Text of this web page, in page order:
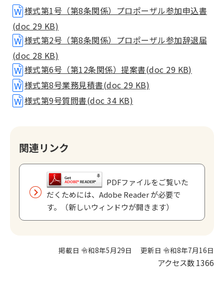
様式第1号（第8条関係）プロポーザル参加申込書
(doc 29 KB)
様式第2号（第8条関係）プロポーザル参加辞退届
(doc 28 KB)
様式第6号（第12条関係）提案書(doc 29 KB)
様式第8号業務見積書(doc 29 KB)
様式第9号質問書(doc 34 KB)
関連リンク
PDFファイルをご覧いた
だくためには、Adobe Reader が必要で
す。（新しいウィンドウが開きます）
掲載日 令和8年5月29日 更新日 令和8年7月16日
アクセス数1366